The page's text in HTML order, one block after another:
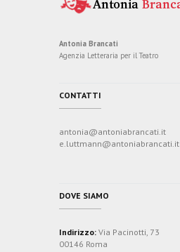
Antonia Brancati
Agenzia Letteraria per il Teatro
CONTATTI
antonia@antoniabrancati.it
e.luttmann@antoniabrancati.it
DOVE SIAMO
Indirizzo: Via Pacinotti, 73
00146 Roma